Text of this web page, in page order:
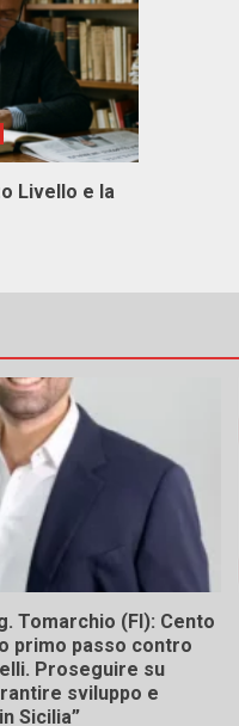
Livello e la
Tomarchio (FI): Cento
primo passo contro
Proseguire su
sviluppo e
Sicilia”